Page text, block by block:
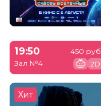
19:50
Зал №4
450 руб.
2D
Хит